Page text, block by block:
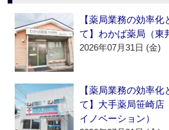
【薬局業務の効率
て】わかば薬局（東
2026年07月31日 (金)
【薬局業務の効率
て】大手薬局笹崎店
イノベーション）